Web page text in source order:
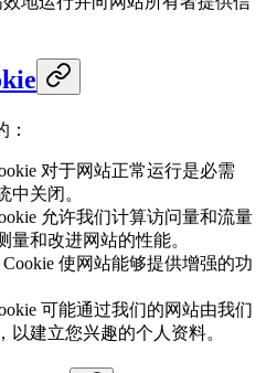
：
对于网站正常运行是必需
中关闭。
允许我们计算访问量和流量
量和改进网站的性能。
Cookie 使网站能够提供增强的功
可能通过我们的网站由我们
以建立您兴趣的个人资料。